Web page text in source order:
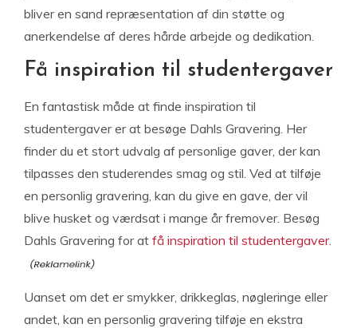
bliver en sand repræsentation af din støtte og
anerkendelse af deres hårde arbejde og dedikation.
Få inspiration til studentergaver
En fantastisk måde at finde inspiration til
studentergaver er at besøge Dahls Gravering. Her
finder du et stort udvalg af personlige gaver, der kan
tilpasses den studerendes smag og stil. Ved at tilføje
en personlig gravering, kan du give en gave, der vil
blive husket og værdsat i mange år fremover. Besøg
Dahls Gravering for at få inspiration til studentergaver.
Uanset om det er smykker, drikkeglas, nøgleringe eller
andet, kan en personlig gravering tilføje en ekstra